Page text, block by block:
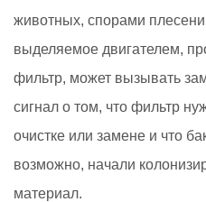
животных, спорами
выделяемое двигателем,
фильтр, может вызывать
сигнал о том, что фильтр
очистке или замене и что
возможно, начали
материал.